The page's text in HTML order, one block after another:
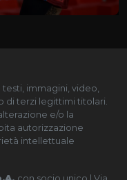
immagini, video,
di terzi legittimi titolari.
e/o la
autorizzazione
intellettuale